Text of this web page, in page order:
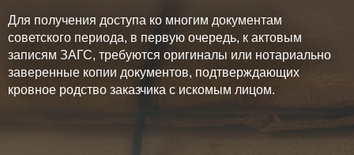
Для получения доступа ко многим документам
советского периода, в первую очередь, к актовым
записям ЗАГС, требуются оригиналы или нотариально
заверенные копии документов, подтверждающих
кровное родство заказчика с искомым лицом.